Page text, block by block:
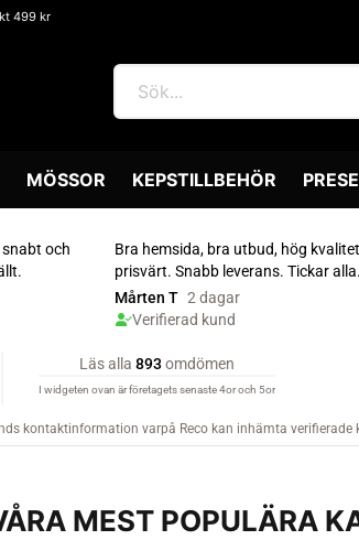
499 kr
MÖSSOR KEPSTILLBEHÖR
MEST POPULÄRA